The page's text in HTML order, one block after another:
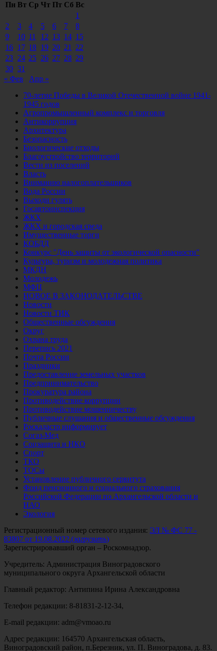
Пн Вт Ср Чт Пт Сб Вс
1
2
3 4 5 6 7
8
9
10 11 12 13 14 15
16 17 18 19 20 21
22
23 24 25 26 27 28 29
30 31
« Фев
Апр »
70-летие Победы в Великой Отечественной войне 1941-
1945 годов
Агропромышленный комплекс и торговля
Антикоррупция
Архитектура
Безопасность
Биологические отходы
Благоустройство территорий
Вести из поселений
Власть
Вниманию налогоплательщиков
Вода России
Выходи гулять
Госавтоинспекция
ЖКХ
ЖКХ и городская среда
Имущественные торги
КОБДД
Конкурс "День защиты от экологической опасности"
Культура, туризм и молодежная политика
МКДН
Молодежь
МФЦ
НОВОЕ В ЗАКОНОДАТЕЛЬСТВЕ
Новости
Новости ТИК
Общественные обсуждения
Округ
Охрана труда
Перепись 2021
Почта России
Праздники
Предоставление земельных участков
Предпринимательство
Прокуратура района
Противодействие коррупции
Противодействие мошенничеству
Публичные слушания и общественные обсуждения
Роскадастр информирует
Согаз-Мед
Соцзащита и НКО
Спорт
ТКО
ТОСы
Установление публичного сервитута
Фонд пенсионного и социального страхования
Российской Федерации по Архангельской области и
НАО
Экология
Регистрационный номер сетевого издания: ЭЛ № ФС 77 -
83807 от 19.08.2022.(загрузить)
Зарегистрировавший орган – Роскомнадзор.
Учредитель: Администрация Виноградовского
муниципального округа Архангельской области
Главный редактор: Антипина Ирина Александровна
Телефон редакции: 8-81831-2-12-34,
E-mail редакции: adm@vmoao.ru
Адрес редакции: 164570 Архангельская область,
Виноградовский район, п.Березник, ул. П. Виноградова, д. 83.